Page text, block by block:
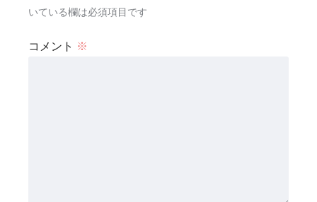
いている欄は必須項目です
コメント ※